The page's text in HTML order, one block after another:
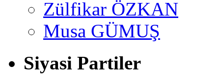
Zülfikar ÖZKAN
Musa GÜMUŞ
Siyasi Partiler